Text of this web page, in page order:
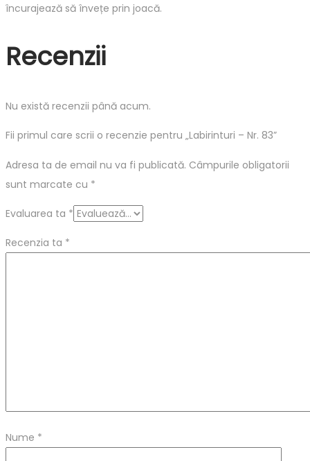
încurajează să învețe prin joacă.
Recenzii
Nu există recenzii până acum.
Fii primul care scrii o recenzie pentru „Labirinturi – Nr. 83”
Adresa ta de email nu va fi publicată. Câmpurile obligatorii
sunt marcate cu *
Evaluarea ta *
Recenzia ta *
Nume *